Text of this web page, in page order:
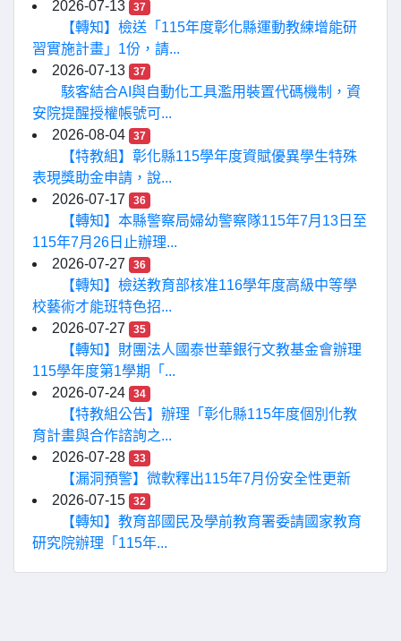
2026-07-13 37
【轉知】檢送「115年度彰化縣運動教練增能研
習實施計畫」1份，請...
2026-07-13
37
駭客結合AI與自動化工具濫用裝置代碼機制，資
安院提醒授權帳號可...
2026-08-04
37
【特教組】彰化縣115學年度資賦優異學生特殊
表現獎助金申請，說...
2026-07-17
36
【轉知】本縣警察局婦幼警察隊115年7月13日至
115年7月26日止辦理...
2026-07-27
36
【轉知】檢送教育部核准116學年度高級中等學
校藝術才能班特色招...
2026-07-27
35
【轉知】財團法人國泰世華銀行文教基金會辦理
115學年度第1學期「...
2026-07-24
34
【特教組公告】辦理「彰化縣115年度個別化教
育計畫與合作諮詢之...
2026-07-28
33
【漏洞預警】微軟釋出115年7月份安全性更新
2026-07-15
32
【轉知】教育部國民及學前教育署委請國家教育
研究院辦理「115年...